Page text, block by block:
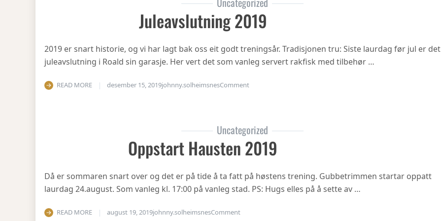
Juleavslutning 2019
2019 er snart historie, og vi har lagt bak oss eit godt treningsår. Tradisjonen tru: Siste laurdag før jul er det
juleavslutning i Roald sin garasje. Her vert det som vanleg servert rakfisk med tilbehør …
READ MORE desember 15, 2019johnny.solheimsnesCommenton Juleavslutning 2019
Uncategorized
Oppstart Hausten 2019
Då er sommaren snart over og det er på tide å ta fatt på høstens trening. Gubbetrimmen startar oppatt
laurdag 24.august. Som vanleg kl. 17:00 på vanleg stad. PS: Hugs elles på å sette av …
READ MORE august 19, 2019johnny.solheimsnesCommenton Oppstart hausten 2019